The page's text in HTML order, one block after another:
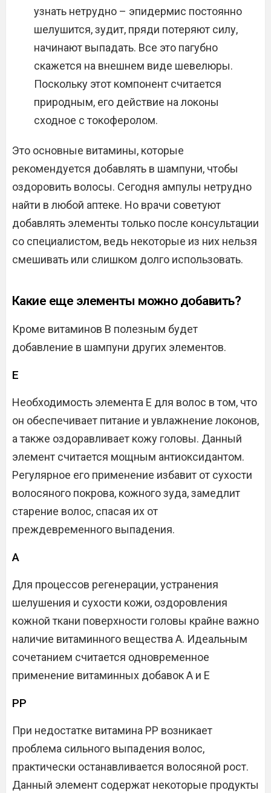
узнать нетрудно – эпидермис постоянно
шелушится, зудит, пряди потеряют силу,
начинают выпадать. Все это пагубно
скажется на внешнем виде шевелюры.
Поскольку этот компонент считается
природным, его действие на локоны
сходное с токоферолом.
Это основные витамины, которые
рекомендуется добавлять в шампуни, чтобы
оздоровить волосы. Сегодня ампулы нетрудно
найти в любой аптеке. Но врачи советуют
добавлять элементы только после консультации
со специалистом, ведь некоторые из них нельзя
смешивать или слишком долго использовать.
Какие еще элементы можно добавить?
Кроме витаминов В полезным будет
добавление в шампуни других элементов.
Е
Необходимость элемента Е для волос в том, что
он обеспечивает питание и увлажнение локонов,
а также оздоравливает кожу головы. Данный
элемент считается мощным антиоксидантом.
Регулярное его применение избавит от сухости
волосяного покрова, кожного зуда, замедлит
старение волос, спасая их от
преждевременного выпадения.
А
Для процессов регенерации, устранения
шелушения и сухости кожи, оздоровления
кожной ткани поверхности головы крайне важно
наличие витаминного вещества А. Идеальным
сочетанием считается одновременное
применение витаминных добавок А и Е
РР
При недостатке витамина РР возникает
проблема сильного выпадения волос,
практически останавливается волосяной рост.
Данный элемент содержат некоторые продукты